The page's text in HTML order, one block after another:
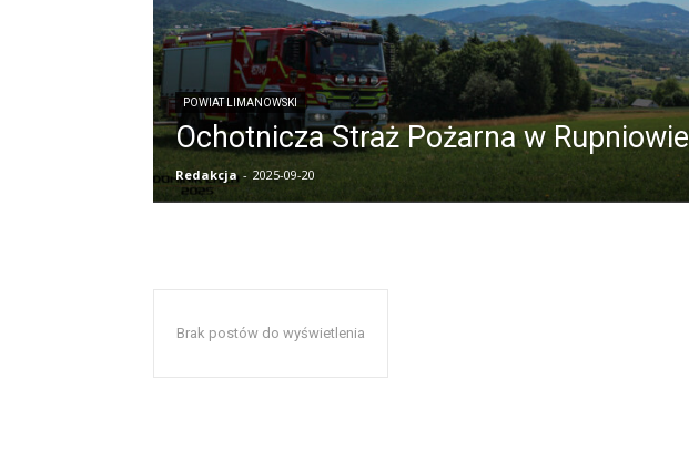
POWIAT LIMANOWSKI
Ochotnicza Straż Pożarna w Rupniowie
Redakcja - 2025-09-20
Brak postów do wyświetlenia